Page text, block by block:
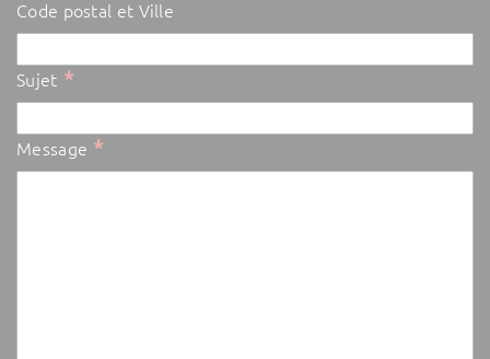
Code postal et Ville
Sujet *
Message *